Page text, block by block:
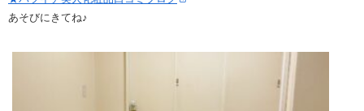
あそびにきてね♪